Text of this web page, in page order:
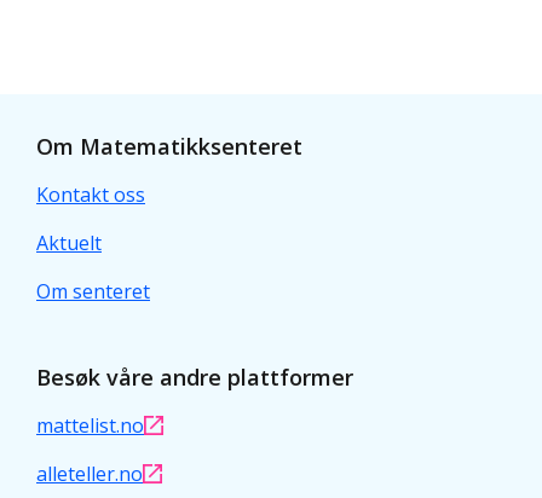
Om Matematikksenteret
Kontakt oss
Aktuelt
Om senteret
Besøk våre andre plattformer
mattelist.no
alleteller.no